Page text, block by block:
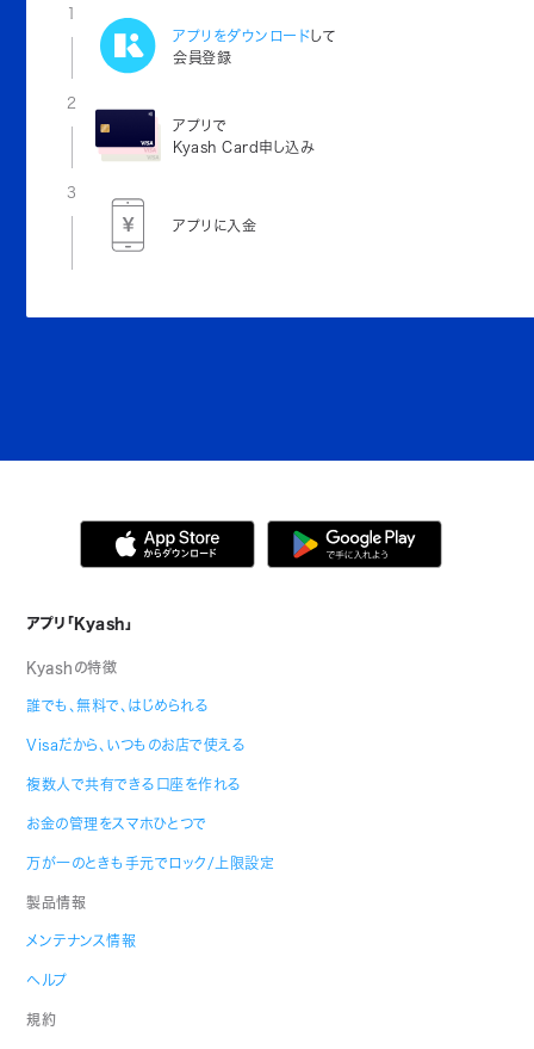
1
アプリをダウンロードして
会員登録
2
アプリで
Kyash Card申し込み
3
アプリに入金
アプリ「Kyash」
Kyashの特徴
誰でも、無料で、はじめられる
Visaだから、いつものお店で使える
複数人で共有できる口座を作れる
お金の管理をスマホひとつで
万が一のときも手元でロック/上限設定
製品情報
メンテナンス情報
ヘルプ
規約